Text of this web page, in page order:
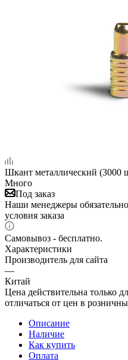
Шкант металлический (3000
Много
Под заказ
Наши менеджеры
условия заказа
Самовывоз - бесплатно.
Характеристики
Производитель для сайта
—
Китай
Цена действительна только
отличаться от цен в
Описание
Наличие
Как купить
Оплата